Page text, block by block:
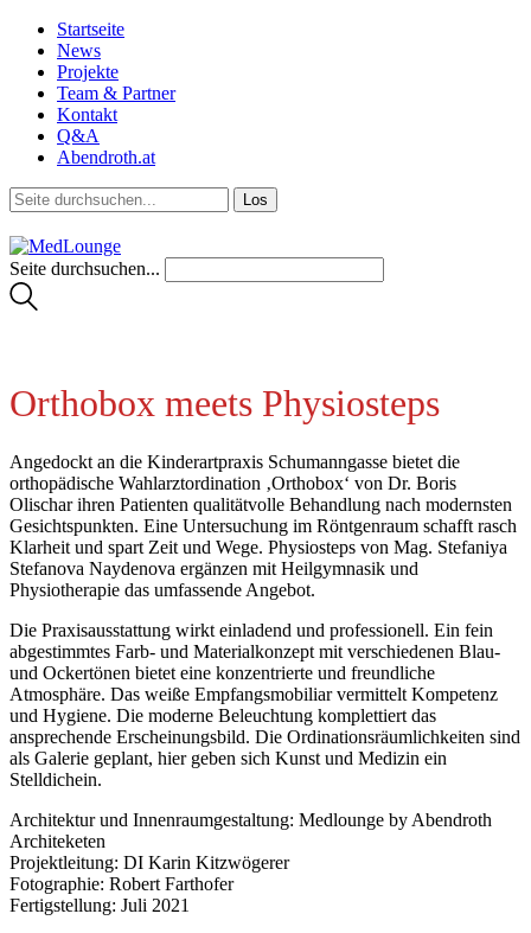
Startseite
News
Projekte
Team & Partner
Kontakt
Q&A
Abendroth.at
Seite durchsuchen...
Orthobox meets Physiosteps
Angedockt an die Kinderartpraxis Schumanngasse bietet die
orthopädische Wahlarztordination ‚Orthobox‘ von Dr. Boris
Olischar ihren Patienten qualitätvolle Behandlung nach modernsten
Gesichtspunkten. Eine Untersuchung im Röntgenraum schafft rasch
Klarheit und spart Zeit und Wege. Physiosteps von Mag. Stefaniya
Stefanova Naydenova ergänzen mit Heilgymnasik und
Physiotherapie das umfassende Angebot.
Die Praxisausstattung wirkt einladend und professionell. Ein fein
abgestimmtes Farb- und Materialkonzept mit verschiedenen Blau-
und Ockertönen bietet eine konzentrierte und freundliche
Atmosphäre. Das weiße Empfangsmobiliar vermittelt Kompetenz
und Hygiene. Die moderne Beleuchtung komplettiert das
ansprechende Erscheinungsbild. Die Ordinationsräumlichkeiten sind
als Galerie geplant, hier geben sich Kunst und Medizin ein
Stelldichein.
Architektur und Innenraumgestaltung: Medlounge by Abendroth
Architeketen
Projektleitung: DI Karin Kitzwögerer
Fotographie: Robert Farthofer
Fertigstellung: Juli 2021